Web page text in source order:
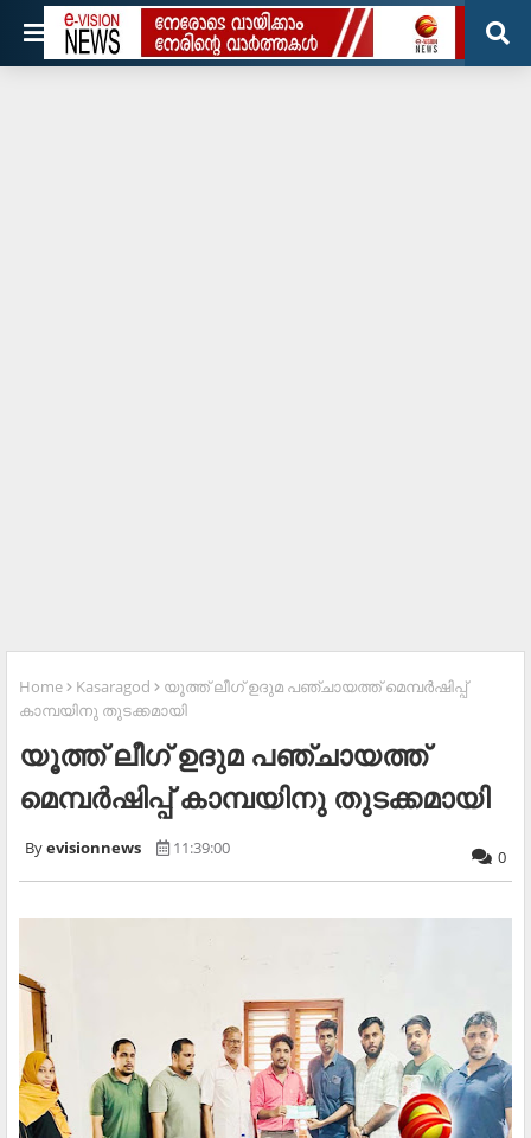
Home Kasaragod
യൂത്ത് ലീഗ് ഉദുമ പഞ്ചായത്ത് മെമ്പര്‍ഷിപ്പ്
കാമ്പയിനു തുടക്കമായി
യൂത്ത് ലീഗ് ഉദുമ പഞ്ചായത്ത്
മെമ്പര്‍ഷിപ്പ് കാമ്പയിനു തുടക്കമായി
evisionnews 11:39:00 0